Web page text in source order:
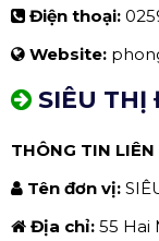
Điện thoại:
Website:
SIÊU THỊ
THÔNG TIN LIÊN
Tên đơn vị:
Địa chỉ: 55 Hai